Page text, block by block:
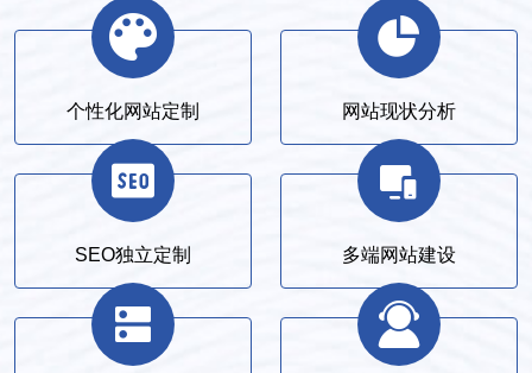
个性化网站定制 网站现状分析
SEO独立定制 多端网站建设